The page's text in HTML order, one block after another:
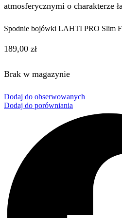
atmosferycznymi o charakterze
Spodnie bojówki LAHTI PRO Slim
189,00 zł
Brak w magazynie
Dodaj do obserwowanych
Dodaj do porówniania